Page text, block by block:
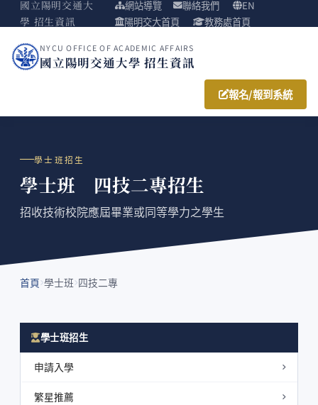
國立陽明交通大
學 招生資訊
網站導覽 聯絡我們
EN
陽明交大首頁
教務處首頁
NYCU OFFICE OF ACADEMIC AFFAIRS
國立陽明交通大學 招生資訊
報名/報到系統
學士班招生
學士班 四技二專招生
招收技術校院應屆畢業或同等學力之學生
首頁 學士班 四技二專
學士班招生
申請入學
繁星推薦